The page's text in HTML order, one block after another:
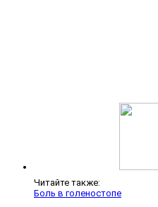
Читайте также:
Боль в голеностопе